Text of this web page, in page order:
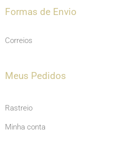
Formas de Envio
Correios
Meus Pedidos
Rastreio
Minha conta